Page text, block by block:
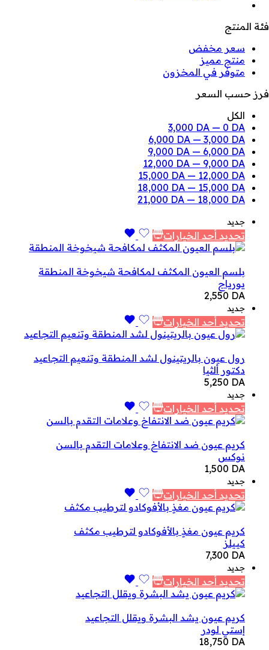
فئة المنتج
سعر مخفض
منتج مميز
متوفر في المخزون
فرز حسب السعر
الكل
0 DA
—
3,000 DA
3,000 DA
—
6,000 DA
6,000 DA
—
9,000 DA
9,000 DA
—
12,000 DA
12,000 DA
—
15,000 DA
15,000 DA
—
18,000 DA
18,000 DA
—
21,000 DA
جديد
تحديد أحد الخيارات
بلسم العيون المكثف لمكافحة شيخوخة المنطقة
يورياج
2,550 DA
جديد
تحديد أحد الخيارات
رول عيون بالريتينول لشد المنطقة وتنعيم التجاعيد
دكتور ألثيا
5,250 DA
جديد
تحديد أحد الخيارات
كريم عيون ضد الانتفاخ وعلامات التقدم بالسن
نوكس
1,500 DA
جديد
تحديد أحد الخيارات
كريم عيون مغذٍ بالأفوكادو لترطيب مكثف
كييلز
7,300 DA
جديد
تحديد أحد الخيارات
كريم عيون يشد البشرة ويقلل التجاعيد
إستي لودر
18,750 DA